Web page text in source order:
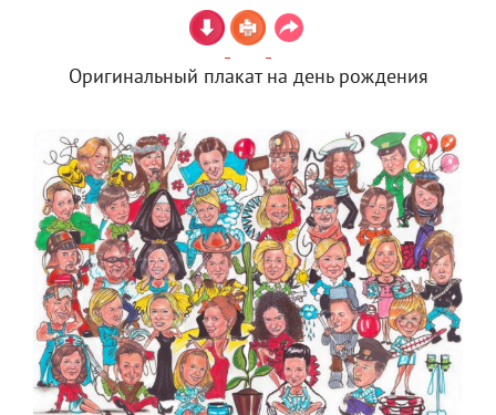
Оригинальный плакат на день рождения